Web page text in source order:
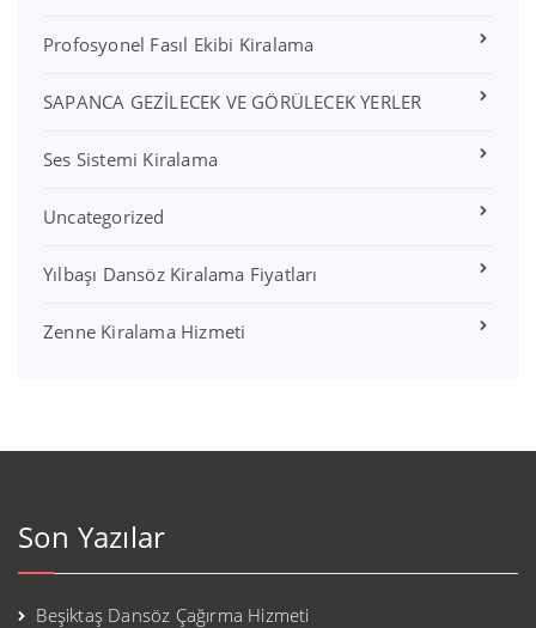
Profosyonel Fasıl Ekibi Kiralama
SAPANCA GEZİLECEK VE GÖRÜLECEK YERLER
Ses Sistemi Kiralama
Uncategorized
Yılbaşı Dansöz Kiralama Fiyatları
Zenne Kiralama Hizmeti
Son Yazılar
Beşiktaş Dansöz Çağırma Hizmeti